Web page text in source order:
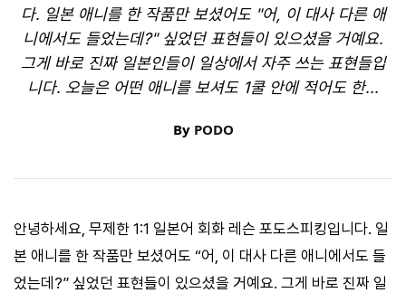
다. 일본 애니를 한 작품만 보셨어도 "어, 이 대사 다른 애
니에서도 들었는데?" 싶었던 표현들이 있으셨을 거예요.
그게 바로 진짜 일본인들이 일상에서 자주 쓰는 표현들입
니다. 오늘은 어떤 애니를 보셔도 1쿨 안에 적어도 한...
By PODO
안녕하세요, 무제한 1:1 일본어 회화 레슨 포도스피킹입니다. 일
본 애니를 한 작품만 보셨어도 “어, 이 대사 다른 애니에서도 들
었는데?” 싶었던 표현들이 있으셨을 거예요. 그게 바로 진짜 일